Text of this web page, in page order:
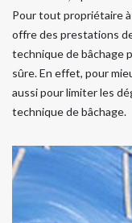
Pour tout propriétaire
offre des prestations
technique de bâchage
sûre. En effet, pour
aussi pour limiter les
technique de bâchage.